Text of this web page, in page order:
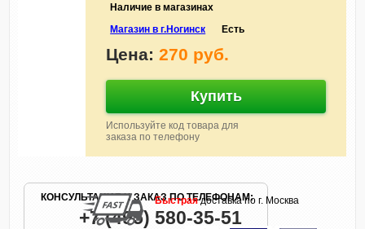
Наличие в магазинах
Магазин в г.Ногинск
Есть
Цена:270 руб.
Купить
Используйте код товара для
заказа по телефону
КОНСУЛЬТАЦИЯ И ЗАКАЗ ПО ТЕЛЕФОНАМ:
+7 (495) 580-35-51
Быстраядоставка по г. Москва